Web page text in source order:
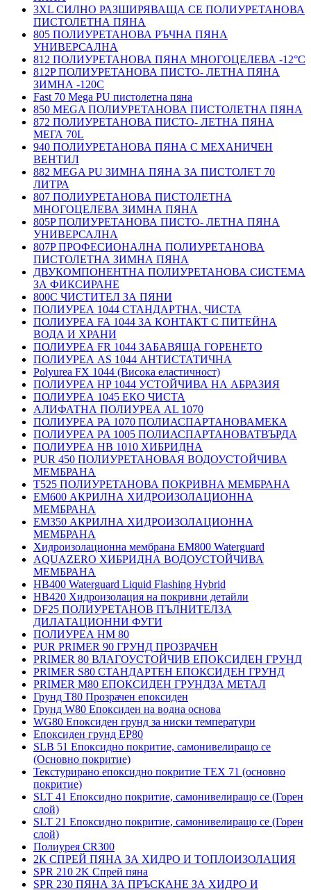
3XL СИЛНО РАЗШИРЯВАЩА СЕ ПОЛИУРЕТАНОВА
ПИСТОЛЕТНА ПЯНА
805 ПОЛИУРЕТАНОВА РЪЧНА ПЯНА
УНИВЕРСАЛНА
812 ПОЛИУРЕТАНОВА ПЯНА МНОГОЦЕЛЕВА -12°C
812P ПОЛИУРЕТАНОВА ПИСТО- ЛЕТНА ПЯНА
ЗИМНА -120С
Fast 70 Mega PU пистолетна пяна
850 MEGA ПОЛИУРЕТАНОВА ПИСТОЛЕТНА ПЯНА
872 ПОЛИУРЕТАНОВА ПИСТО- ЛЕТНА ПЯНА
МЕГА 70L
940 ПОЛИУРЕТАНОВА ПЯНА С МЕХАНИЧЕН
ВЕНТИЛ
882 MEGA PU ЗИМНА ПЯНА ЗА ПИСТОЛЕТ 70
ЛИТРА
807 ПОЛИУРЕТАНОВА ПИСТОЛЕТНА
МНОГОЦЕЛЕВА ЗИМНА ПЯНА
805P ПОЛИУРЕТАНОВА ПИСТО- ЛЕТНА ПЯНА
УНИВЕРСАЛНА
807P ПРОФЕСИОНАЛНА ПОЛИУРЕТАНОВА
ПИСТОЛЕТНА ЗИМНА ПЯНА
ДВУКОМПОНЕНТНА ПОЛИУРЕТАНОВА СИСТЕМА
ЗА ФИКСИРАНЕ
800C ЧИСТИТЕЛ ЗА ПЯНИ
ПОЛИУРЕА 1044 СТАНДАРТНА, ЧИСТА
ПОЛИУРЕА FA 1044 ЗА КОНТАКТ С ПИТЕЙНА
ВОДА И ХРАНИ
ПОЛИУРЕА FR 1044 ЗАБАВЯЩА ГОРЕНЕТО
ПОЛИУРЕА AS 1044 АНТИСТАТИЧНА
Polyurea FX 1044 (Висока еластичност)
ПОЛИУРЕА HP 1044 УСТОЙЧИВА НА АБРАЗИЯ
ПОЛИУРЕА 1045 ЕКО ЧИСТА
АЛИФАТНА ПОЛИУРЕА AL 1070
ПОЛИУРЕА PA 1070 ПОЛИАСПАРТАНОВАМЕКА
ПОЛИУРЕА PA 1005 ПОЛИАСПАРТАНОВАТВЪРДА
ПОЛИУРЕА HB 1010 ХИБРИДНА
PUR 450 ПОЛИУРЕТАНОВАЯ ВОДОУСТОЙЧИВА
МЕМБРАНА
T525 ПОЛИУРЕТАНОВА ПОКРИВНА МЕМБРАНА
EM600 АКРИЛНА ХИДРОИЗОЛАЦИОННА
МЕМБРАНА
EM350 АКРИЛНА ХИДРОИЗОЛАЦИОННА
МЕМБРАНА
Хидроизолационна мембрана EM800 Waterguard
AQUAZERO ХИБРИДНА ВОДОУСТОЙЧИВА
МЕМБРАНА
HB400 Waterguard Liquid Flashing Hybrid
HB420 Хидроизолация на покривни детайли
DF25 ПОЛИУРЕТАНОВ ПЪЛНИТЕЛЗА
ДИЛАТАЦИОННИ ФУГИ
ПОЛИУРЕА HM 80
PUR PRIMER 90 ГРУНД ПРОЗРАЧЕН
PRIMER 80 ВЛАГОУСТОЙЧИВ ЕПОКСИДЕН ГРУНД
PRIMER S80 СТАНДАРТЕН ЕПОКСИДЕН ГРУНД
PRIMER M80 ЕПОКСИДЕН ГРУНДЗА МЕТАЛ
Грунд Т80 Прозрачен епоксиден
Грунд W80 Епоксиден на водна основа
WG80 Епоксиден грунд за ниски температури
Епоксиден грунд EP80
SLB 51 Епоксидно покритие, самонивелиращо се
(Основно покритие)
Текстурирано епоксидно покритие TEX 71 (основно
покритие)
SLT 41 Епоксидно покритие, самонивелиращо се (Горен
слой)
SLT 21 Епоксидно покритие, самонивелиращо се (Горен
слой)
Полиурея CR300
2К СПРЕЙ ПЯНА ЗА ХИДРО И ТОПЛОИЗОЛАЦИЯ
SPR 210 2K Спрей пяна
SPR 230 ПЯНА ЗА ПРЪСКАНЕ ЗА ХИДРО И